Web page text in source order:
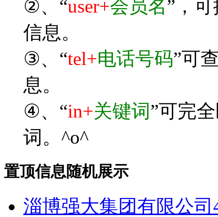
②、“user+会员名”，
信息。
③、“tel+电话号码”可
息。
④、“in+关键词”可完
词。^o^
置顶信息随机展示
淄博强大集团有限公